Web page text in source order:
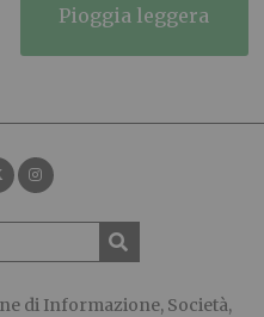
pioggia leggera
di Informazione, Società,